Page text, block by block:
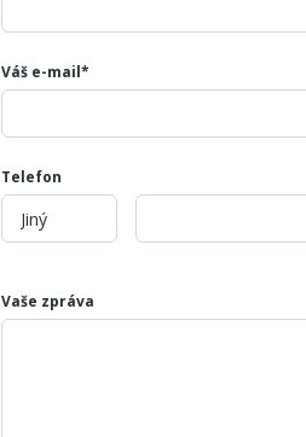
Váš e-mail*
Telefon
Vaše zpráva